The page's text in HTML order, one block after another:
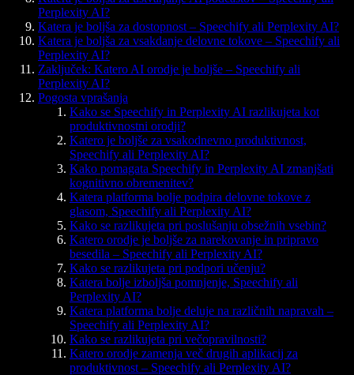
Perplexity AI?
Katera je boljša za dostopnost – Speechify ali Perplexity AI?
Katera je boljša za vsakdanje delovne tokove – Speechify ali
Perplexity AI?
Zaključek: Katero AI orodje je boljše – Speechify ali
Perplexity AI?
Pogosta vprašanja
Kako se Speechify in Perplexity AI razlikujeta kot
produktivnostni orodji?
Katero je boljše za vsakodnevno produktivnost,
Speechify ali Perplexity AI?
Kako pomagata Speechify in Perplexity AI zmanjšati
kognitivno obremenitev?
Katera platforma bolje podpira delovne tokove z
glasom, Speechify ali Perplexity AI?
Kako se razlikujeta pri poslušanju obsežnih vsebin?
Katero orodje je boljše za narekovanje in pripravo
besedila – Speechify ali Perplexity AI?
Kako se razlikujeta pri podpori učenju?
Katera bolje izboljša pomnjenje, Speechify ali
Perplexity AI?
Katera platforma bolje deluje na različnih napravah –
Speechify ali Perplexity AI?
Kako se razlikujeta pri večopravilnosti?
Katero orodje zamenja več drugih aplikacij za
produktivnost – Speechify ali Perplexity AI?